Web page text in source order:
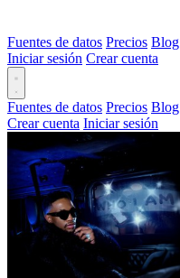
Fuentes de datos Precios Blog
Iniciar sesión Crear cuenta
Fuentes de datos Precios Blog
Crear cuenta Iniciar sesión